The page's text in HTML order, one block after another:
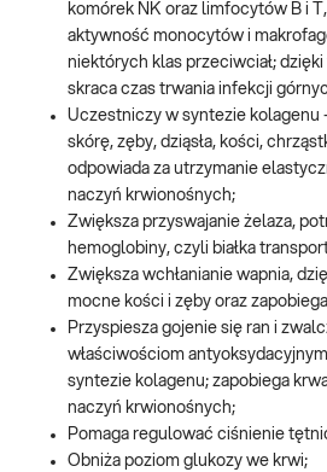
komórek NK oraz limfocytów B i
aktywność monocytów i
niektórych klas przeciwciał; dzięki
skraca czas trwania infekcji
Uczestniczy w syntezie kolagenu
skórę, zęby, dziąsła, kości,
odpowiada za utrzymanie
naczyń krwionośnych;
Zwiększa przyswajanie żelaza,
hemoglobiny, czyli białka
Zwiększa wchłanianie wapnia,
mocne kości i zęby oraz
Przyspiesza gojenie się ran i
właściwościom
syntezie kolagenu; zapobiega
naczyń krwionośnych;
Pomaga regulować ciśnienie
Obniża poziom glukozy we krwi;